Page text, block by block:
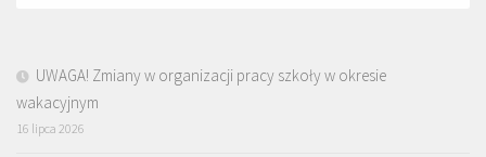
UWAGA! Zmiany w organizacji pracy szkoły w okresie
wakacyjnym
16 lipca 2026